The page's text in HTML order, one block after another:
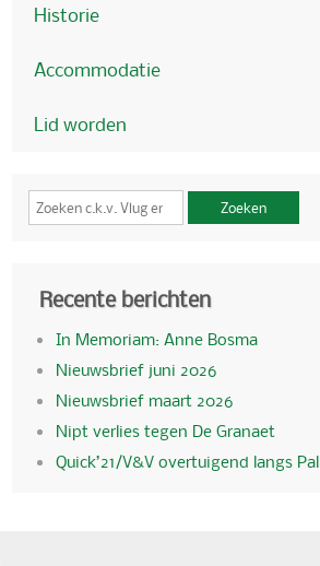
Historie
Accommodatie
Lid worden
Zoeken
Recente berichten
In Memoriam: Anne Bosma
Nieuwsbrief juni 2026
Nieuwsbrief maart 2026
Nipt verlies tegen De Granaet
Quick’21/V&V overtuigend langs